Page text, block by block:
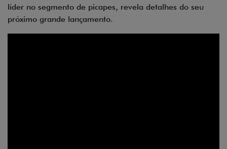
líder no segmento de picapes, revela detalhes do seu
próximo grande lançamento.